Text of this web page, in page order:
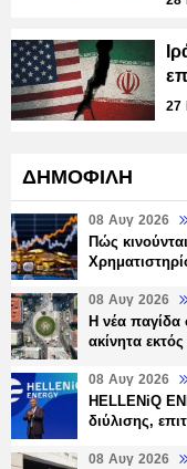
27
ΔΗΜΟΦΙΛΗ
08 Αυγ 2026
Πώς
08 Αυγ 2026
Η νέα παγίδα
ακίνητα
08 Αυγ 2026
HELLENiQ
διύλισης,
08 Αυγ 2026